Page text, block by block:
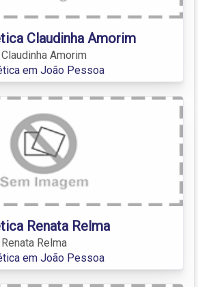
Claudinha Amorim
Amorim
em João Pessoa
Renata Relma
Relma
em João Pessoa